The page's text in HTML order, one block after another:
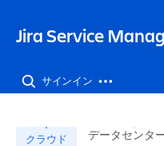
Jira Service
サインイン
クラウド データセンタ